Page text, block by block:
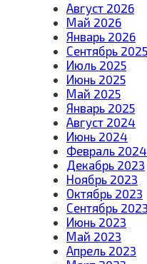
Август 2026
Май 2026
Январь 2026
Сентябрь 2025
Июль 2025
Июнь 2025
Май 2025
Январь 2025
Август 2024
Июнь 2024
Февраль 2024
Декабрь 2023
Ноябрь 2023
Октябрь 2023
Сентябрь 2023
Июнь 2023
Май 2023
Апрель 2023